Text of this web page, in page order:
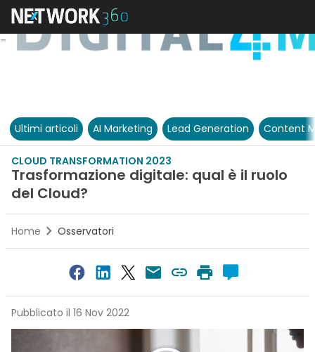
Ultimi articoli AI Marketing Lead Generation Content
CLOUD TRANSFORMATION 2023
Trasformazione digitale: qual è il ruolo
del Cloud?
Home Osservatori
Pubblicato il 16 Nov 2022